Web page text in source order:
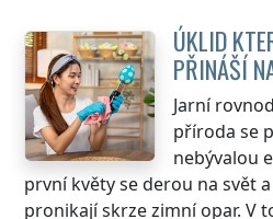
ÚKLID
PŘINÁŠÍ
Jarní
příroda se
nebývalou
první květy se derou na svět
pronikají skrze zimní opar. V